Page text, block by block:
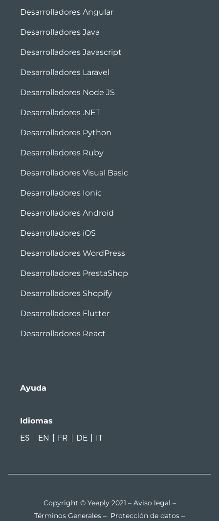
Desarrolladores Angular
Desarrolladores Java
Desarrolladores Javascript
Desarrolladores Laravel
Desarrolladores Node JS
Desarrolladores .NET
Desarrolladores Python
Desarrolladores Ruby
Desarrolladores Visual Basic
Desarrolladores Ionic
Desarrolladores Android
Desarrolladores iOS
Desarrolladores WordPress
Desarrolladores PrestaShop
Desarrolladores Shopify
Desarrolladores Flutter
Desarrolladores React
Ayuda
Idiomas
ES
EN FR DE IT
Copyright © Yeeply 2021 – Aviso legal –
Términos Generales – Protección de datos –